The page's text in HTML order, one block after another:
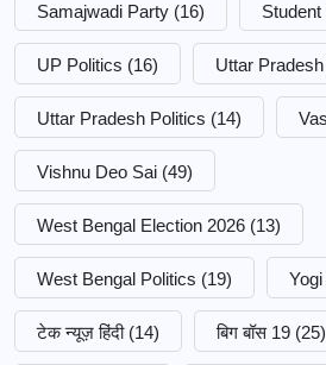
Samajwadi Party (16)
UP Politics (16) Uttar
Uttar Pradesh Politics (14)
Vishnu Deo Sai (49)
West Bengal Election 2026 (13)
West Bengal Politics (19)
टेक न्यूज़ हिंदी (14) बिग बॉस 19 (25)